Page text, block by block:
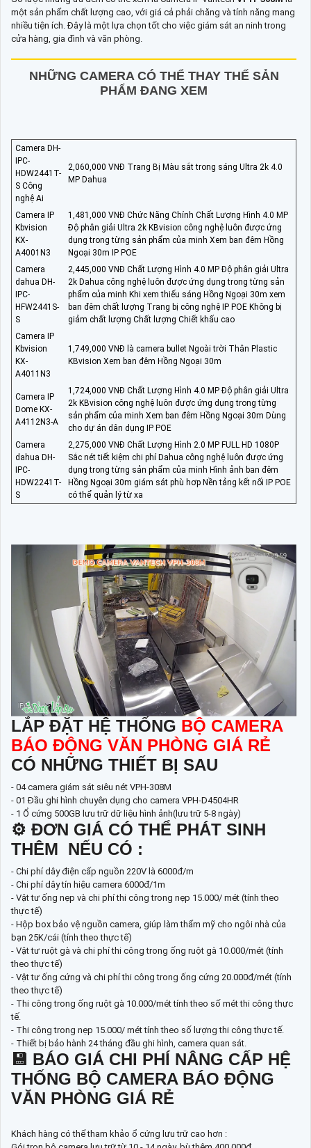
một sản phẩm chất lượng cao, với giá cả phải chăng và tính năng mang
nhiều tiện ích. Đây là một lựa chọn tốt cho việc giám sát an ninh trong
cửa hàng, gia đình và văn phòng.
NHỮNG CAMERA CÓ THỂ THAY THẾ SẢN
PHẨM ĐANG XEM
Camera DH-
IPC-
HDW2441T-
S Công
nghệ Ai
2,060,000 VNĐ Trang Bị Màu sắt trong sáng Ultra 2k 4.0
MP Dahua
Camera IP
Kbvision
KX-
A4001N3
1,481,000 VNĐ Chức Năng Chính Chất Lượng Hình 4.0 MP
Độ phân giải Ultra 2k KBvision công nghệ luôn được ứng
dụng trong từng sản phẩm của minh Xem ban đêm Hồng
Ngoại 30m IP POE
Camera
dahua DH-
IPC-
HFW2441S-
S
2,445,000 VNĐ Chất Lượng Hình 4.0 MP Độ phân giải Ultra
2k Dahua công nghệ luôn được ứng dụng trong từng sản
phẩm của minh Khi xem thiếu sáng Hồng Ngoại 30m xem
ban đêm chất lượng Trang bị công nghệ IP POE Không bị
giảm chất lượng Chất lượng Chiết khấu cao
Camera IP
Kbvision
KX-
A4011N3
1,749,000 VNĐ là camera bullet Ngoài trời Thân Plastic
KBvision Xem ban đêm Hồng Ngoại 30m
Camera IP
Dome KX-
A4112N3-A
1,724,000 VNĐ Chất Lượng Hình 4.0 MP Độ phân giải Ultra
2k KBvision công nghệ luôn được ứng dụng trong từng
sản phẩm của minh Xem ban đêm Hồng Ngoại 30m Dùng
cho dự án dân dụng IP POE
Camera
dahua DH-
IPC-
HDW2241T-
S
2,275,000 VNĐ Chất Lượng Hình 2.0 MP FULL HD 1080P
Sắc nét tiết kiệm chi phí Dahua công nghệ luôn được ứng
dụng trong từng sản phẩm của minh Hình ảnh ban đêm
Hồng Ngoại 30m giám sát phù hơp Nền tảng kết nối IP POE
có thể quản lý từ xa
LẮP ĐẶT HỆ THỐNG BỘ CAMERA
BÁO ĐỘNG VĂN PHÒNG GIÁ RẺ
CÓ NHỮNG THIẾT BỊ SAU
- 04 camera giám sát siêu nét VPH-308M
- 01 Đầu ghi hình chuyên dụng cho camera VPH-D4504HR
- 1 Ổ cứng 500GB lưu trữ dữ liệu hình ảnh(lưu trữ 5-8 ngày)
⚙ ĐƠN GIÁ CÓ THỂ PHÁT SINH
THÊM NẾU CÓ :
- Chi phí dây điện cấp nguồn 220V là 6000đ/m
- Chi phí dây tín hiệu camera 6000đ/1m
- Vật tư ống nẹp và chi phí thi công trong nẹp 15.000/ mét (tính theo
thực tế)
- Hộp box bảo vệ nguồn camera, giúp làm thẩm mỹ cho ngôi nhà của
bạn 25K/cái (tính theo thực tế)
- Vật tư ruột gà và chi phí thi công trong ống ruột gà 10.000/mét (tính
theo thực tế)
- Vật tư ống cứng và chi phí thi công trong ống cứng 20.000đ/mét (tính
theo thực tế)
- Thi công trong ống ruột gà 10.000/mét tính theo số mét thi công thực
tế.
- Thi công trong nẹp 15.000/ mét tính theo số lượng thi công thực tế.
- Thiết bị bảo hành 24 tháng đầu ghi hình, camera quan sát.
💾 BÁO GIÁ CHI PHÍ NÂNG CẤP HỆ
THỐNG BỘ CAMERA BÁO ĐỘNG
VĂN PHÒNG GIÁ RẺ
Khách hàng có thể tham khảo ổ cứng lưu trữ cao hơn :